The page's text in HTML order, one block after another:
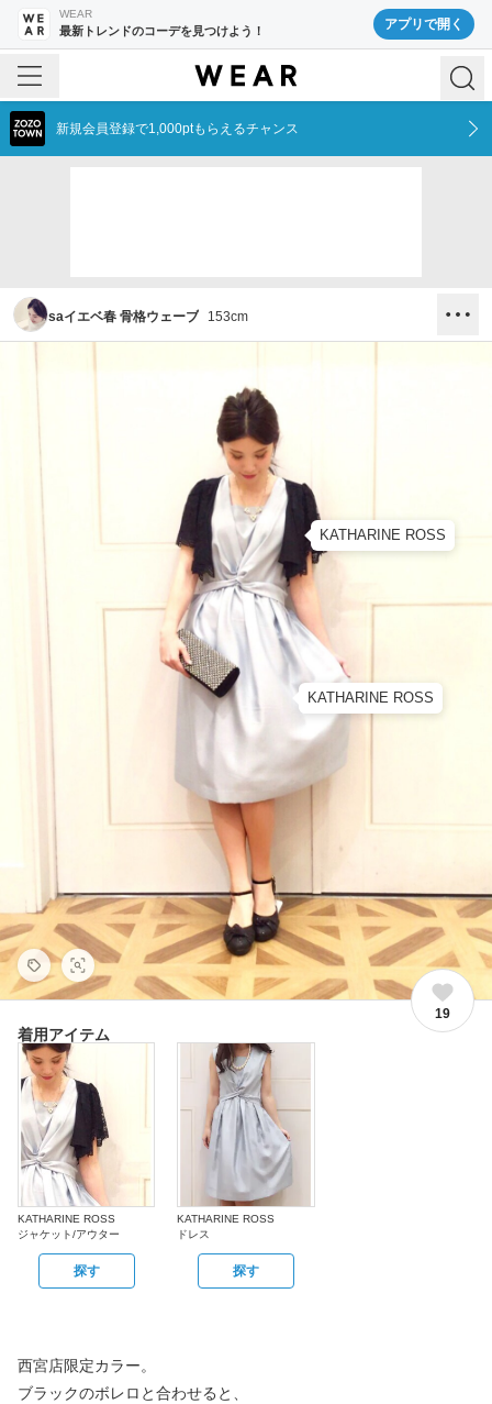
WEAR
最新トレンドのコーデを見つけよう！ アプリで開く
新規会員登録で1,000ptもらえるチャンス
saイエベ春 骨格ウェーブ 153cm
KATHARINE ROSS
KATHARINE ROSS
19
着用アイテム
KATHARINE ROSS
ジャケット/アウター
探す
KATHARINE ROSS
ドレス
探す
西宮店限定カラー。
ブラックのボレロと合わせると、